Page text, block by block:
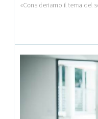
«Consideriamo il tema del